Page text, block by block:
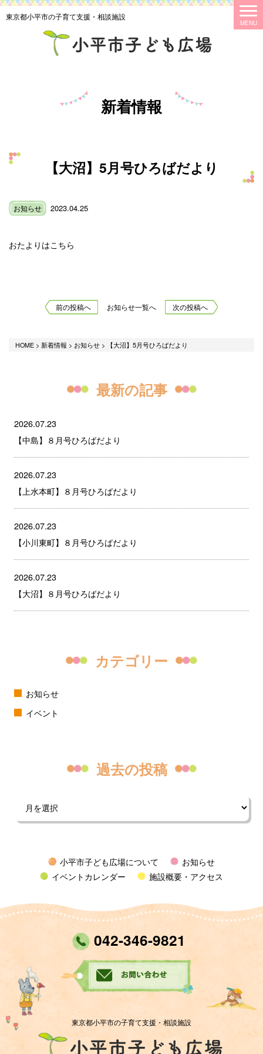
東京都小平市の子育て支援・相談施設
新着情報
【大沼】5月号ひろばだより
お知らせ 2023.04.25
おたよりはこちら
前の投稿へ お知らせ一覧へ 次の投稿へ
HOME> 新着情報 > お知らせ> 【大沼】5月号ひろばだより
最新の記事
2026.07.23
【中島】８月号ひろばだより
2026.07.23
【上水本町】８月号ひろばだより
2026.07.23
【小川東町】８月号ひろばだより
2026.07.23
【大沼】８月号ひろばだより
カテゴリー
お知らせ
イベント
過去の投稿
小平市子ども広場について
お知らせ
イベントカレンダー
施設概要・アクセス
042-346-9821
東京都小平市の子育て支援・相談施設